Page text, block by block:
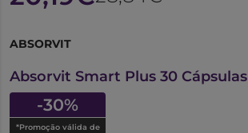
ABSORVIT
Absorvit Smart Plus 30 Cápsulas
-30%
*Promoção válida de